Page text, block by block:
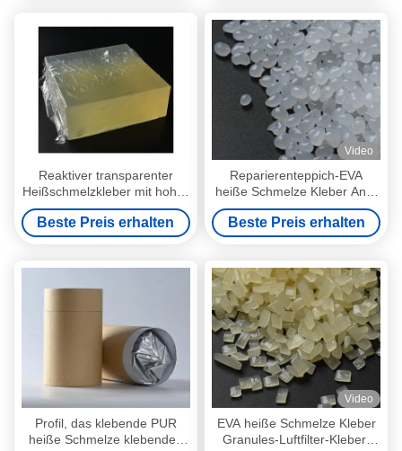
Reaktiver transparenter
Heißschmelzkleber mit hoher
Hitze- und
Chemikalienbeständigkeit
Beste Preis erhalten
Video
Reparierenteppich-EVA
heiße Schmelze Kleber Anti-
Beleg-ausgezeichnetes
Klebefestigkeits-Kugel-Korn
Beste Preis erhalten
Profil, das klebende PUR
heiße Schmelze klebendes
Video
EVA heiße Schmelze Kleber
Granules-Luftfilter-Kleber-